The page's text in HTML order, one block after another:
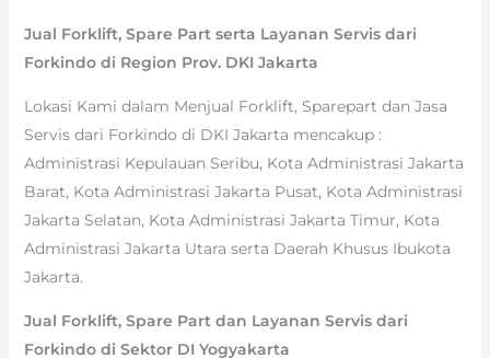
Jual Forklift, Spare Part serta Layanan Servis dari
Forkindo di Region Prov. DKI Jakarta
Lokasi Kami dalam Menjual Forklift, Sparepart dan Jasa
Servis dari Forkindo di DKI Jakarta mencakup :
Administrasi Kepulauan Seribu, Kota Administrasi Jakarta
Barat, Kota Administrasi Jakarta Pusat, Kota Administrasi
Jakarta Selatan, Kota Administrasi Jakarta Timur, Kota
Administrasi Jakarta Utara serta Daerah Khusus Ibukota
Jakarta.
Jual Forklift, Spare Part dan Layanan Servis dari
Forkindo di Sektor DI Yogyakarta